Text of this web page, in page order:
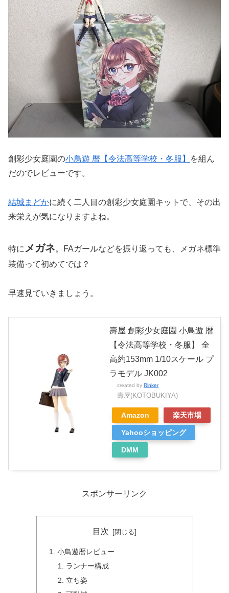
創彩少女庭園の小鳥遊 暦【令法高等学校・冬服】
を組ん
だのでレビューです。
結城まどかに続く二人目の創彩少女庭園キットで、その出
来栄えが気になりますよね。
特に メガネ。FAガールなどを振り返っても、メガネ標準
装備って初めてでは？
早速見ていきましょう。
壽屋 創彩少女庭園 小鳥遊 暦
【令法高等学校・冬服】 全
高約153mm 1/10スケール プ
ラモデル JK002
created by Rinker
壽屋(KOTOBUKIYA)
Amazon 楽天市場
Yahooショッピング
DMM
スポンサーリンク
目次
小鳥遊暦レビュー
ランナー構成
立ち姿